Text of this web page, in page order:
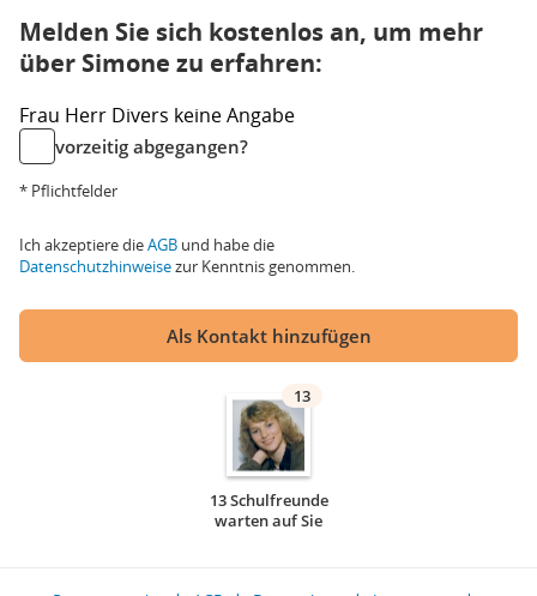
Melden Sie sich kostenlos an, um mehr
über Simone zu erfahren:
Frau Herr Divers keine Angabe
vorzeitig abgegangen?
* Pflichtfelder
Ich akzeptiere dieAGB und habe die
Datenschutzhinweisezur Kenntnis genommen.
Als Kontakt hinzufügen
13
13 Schulfreunde
warten auf Sie